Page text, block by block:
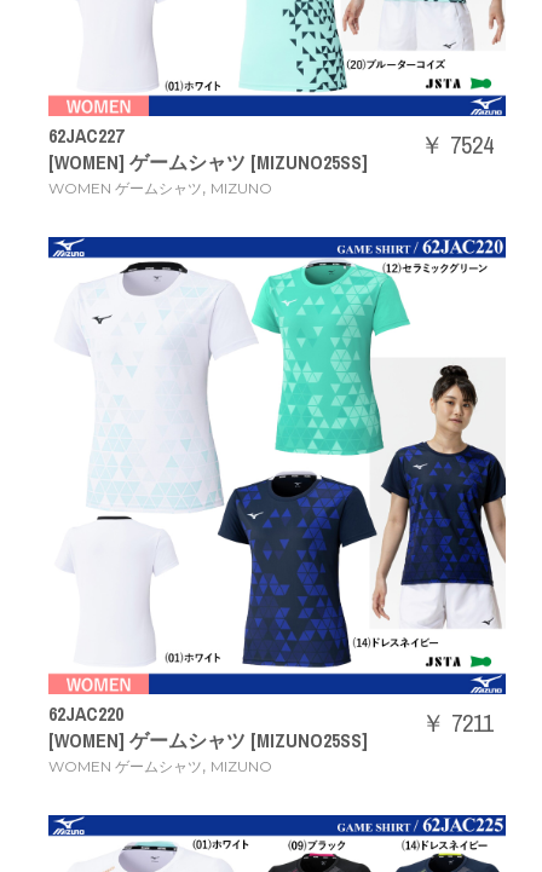
62JAC227
[WOMEN] ゲームシャツ [MIZUNO25SS]
WOMEN ゲームシャツ, MIZUNO
￥ 7524
62JAC220
[WOMEN] ゲームシャツ [MIZUNO25SS]
WOMEN ゲームシャツ, MIZUNO
￥ 7211